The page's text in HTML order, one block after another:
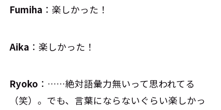
Fumiha ：楽しかった！
Aika ：楽しかった！
Ryoko ：……絶対語彙力無いって思われてる
（笑）。でも、言葉にならないぐらい楽しかっ